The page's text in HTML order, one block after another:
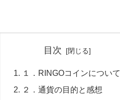
目次
１．RINGOコインについて
２．通貨の目的と感想